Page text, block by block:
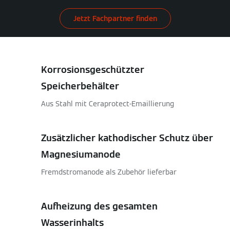
Jetzt Fachpartner finden
Korrosionsgeschützter
Speicherbehälter
Aus Stahl mit Ceraprotect-Emaillierung
Zusätzlicher kathodischer Schutz über
Magnesiumanode
Fremdstromanode als Zubehör lieferbar
Aufheizung des gesamten
Wasserinhalts